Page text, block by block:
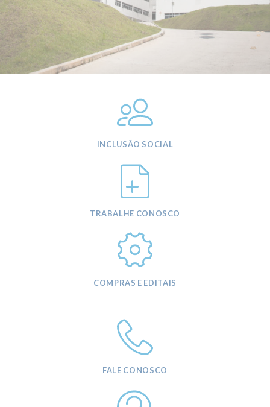
INCLUSÃO SOCIAL
TRABALHE CONOSCO
COMPRAS E EDITAIS
FALE CONOSCO